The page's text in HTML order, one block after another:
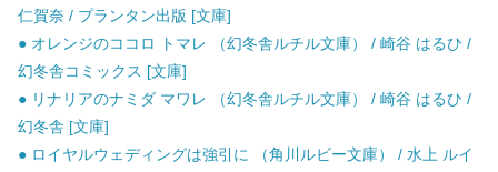
仁賀奈 / プランタン出版 [文庫]
● オレンジのココロ トマレ （幻冬舎ルチル文庫） / 崎谷 はるひ /
幻冬舎コミックス [文庫]
● リナリアのナミダ マワレ （幻冬舎ルチル文庫） / 崎谷 はるひ /
幻冬舎 [文庫]
● ロイヤルウェディングは強引に （角川ルビー文庫） / 水上 ルイ